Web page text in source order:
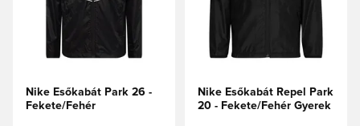
Nike Esőkabát Park 26 -
Fekete/Fehér
Nike Esőkabát Repel Park
20 - Fekete/Fehér Gyerek